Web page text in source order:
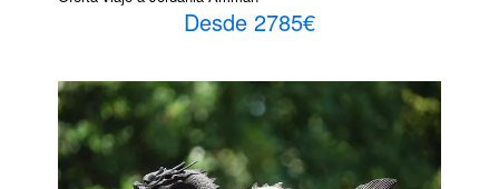
Desde 2785€